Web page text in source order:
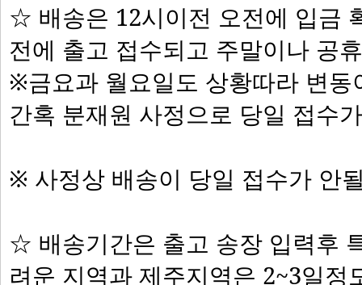
☆ 배송은 12시이전 오전에 입금
전에 출고 접수되고 주말이나 공
※금요과 월요일도 상황따라 변
간혹 분재원 사정으로 당일 접수
※ 사정상 배송이 당일 접수가 안
☆ 배송기간은 출고 송장 입력후
려운 지역과 제주지역은 2~3일정